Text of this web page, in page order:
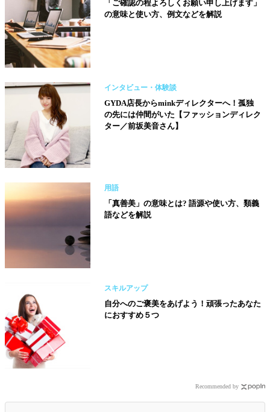
「ご確認の程よろしくお願い申し上げます」
の意味と使い方、例文などを解説
インタビュー・体験談
GYDA店長からminkディレクターへ！孤独
の先には仲間がいた【ファッションディレク
ター／前坂美音さん】
用語
「真善美」の意味とは? 語源や使い方、類義
語などを解説
スキルアップ
自分へのご褒美をあげよう！頑張ったあなた
におすすめ５つ
Recommended by